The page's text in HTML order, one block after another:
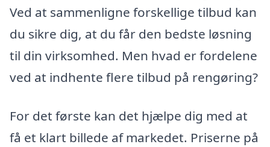
Ved at sammenligne forskellige tilbud kan
du sikre dig, at du får den bedste løsning
til din virksomhed. Men hvad er fordelene
ved at indhente flere tilbud på rengøring?
For det første kan det hjælpe dig med at
få et klart billede af markedet. Priserne på